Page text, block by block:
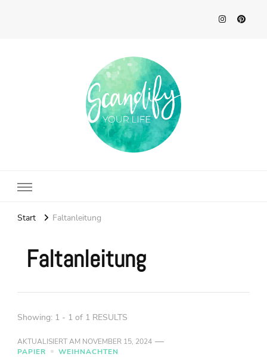
Start Faltanleitung
Faltanleitung
Showing: 1 - 1 of 1 RESULTS
AKTUALISIERT AM NOVEMBER 15, 2024
PAPIER
WEIHNACHTEN